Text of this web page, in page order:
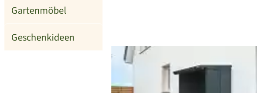
Gartenmöbel
Geschenkideen